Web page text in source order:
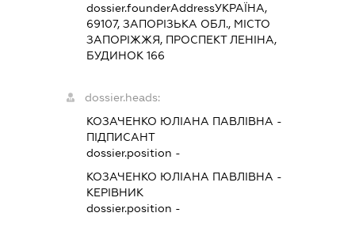
dossier.founderAddressУКРАЇНА,
69107, ЗАПОРІЗЬКА ОБЛ., МІСТО
ЗАПОРІЖЖЯ, ПРОСПЕКТ ЛЕНІНА,
БУДИНОК 166
dossier.heads:
КОЗАЧЕНКО ЮЛІАНА ПАВЛІВНА -
ПІДПИСАНТ
dossier.position -
КОЗАЧЕНКО ЮЛІАНА ПАВЛІВНА -
КЕРІВНИК
dossier.position -